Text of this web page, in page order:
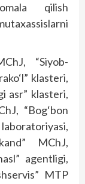
qilish
“Siyob-
klasteri,
asr” klasteri,
“Bog‘bon
MChJ,
agentligi,
MTP